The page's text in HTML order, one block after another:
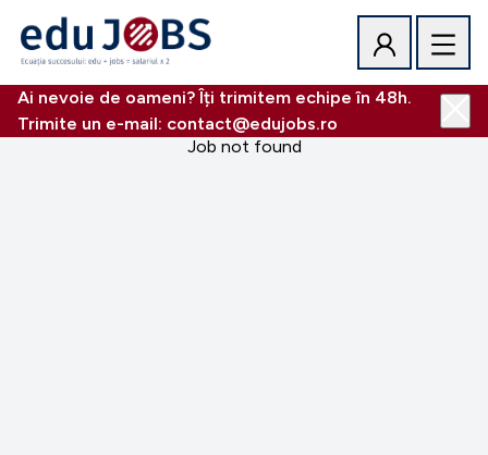
Ai nevoie de oameni? Îți trimitem echipe în 48h.
Trimite un e-mail: contact@edujobs.ro
Job not found